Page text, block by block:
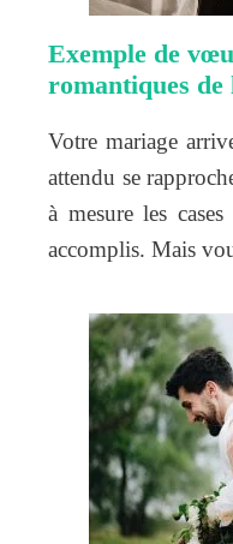
Exemple de
romantiques de
Votre mariage
attendu se
à mesure les
accomplis. Mais